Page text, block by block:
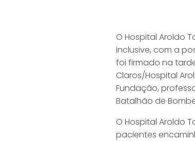
O Hospital Aroldo
inclusive, com a
foi firmado na
Claros/Hospital
Fundação,
Batalhão de
O Hospital Aroldo
pacientes